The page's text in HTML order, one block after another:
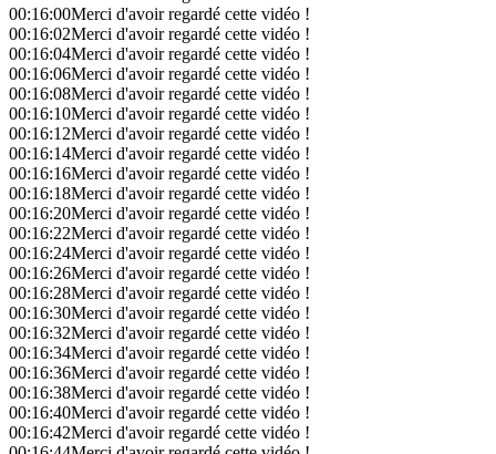
00:16:00Merci d'avoir regardé cette vidéo !
00:16:02Merci d'avoir regardé cette vidéo !
00:16:04Merci d'avoir regardé cette vidéo !
00:16:06Merci d'avoir regardé cette vidéo !
00:16:08Merci d'avoir regardé cette vidéo !
00:16:10Merci d'avoir regardé cette vidéo !
00:16:12Merci d'avoir regardé cette vidéo !
00:16:14Merci d'avoir regardé cette vidéo !
00:16:16Merci d'avoir regardé cette vidéo !
00:16:18Merci d'avoir regardé cette vidéo !
00:16:20Merci d'avoir regardé cette vidéo !
00:16:22Merci d'avoir regardé cette vidéo !
00:16:24Merci d'avoir regardé cette vidéo !
00:16:26Merci d'avoir regardé cette vidéo !
00:16:28Merci d'avoir regardé cette vidéo !
00:16:30Merci d'avoir regardé cette vidéo !
00:16:32Merci d'avoir regardé cette vidéo !
00:16:34Merci d'avoir regardé cette vidéo !
00:16:36Merci d'avoir regardé cette vidéo !
00:16:38Merci d'avoir regardé cette vidéo !
00:16:40Merci d'avoir regardé cette vidéo !
00:16:42Merci d'avoir regardé cette vidéo !